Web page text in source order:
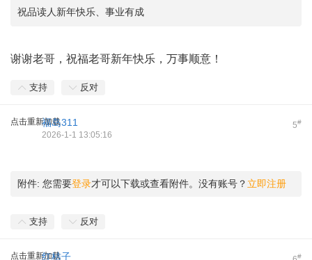
祝品读人新年快乐、事业有成
谢谢老哥，祝福老哥新年快乐，万事顺意！
支持 反对
点击重新加载 5#
福岛311
2026-1-1 13:05:16
附件: 您需要登录才可以下载或查看附件。没有账号？ 立即注册
支持 反对
点击重新加载 #
红桔子